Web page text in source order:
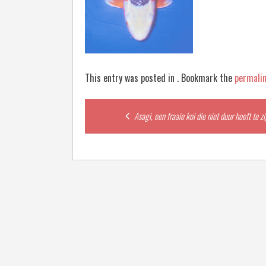
This entry was posted in . Bookmark the
navigation
Asagi, een fraaie koi die niet duur hoeft te